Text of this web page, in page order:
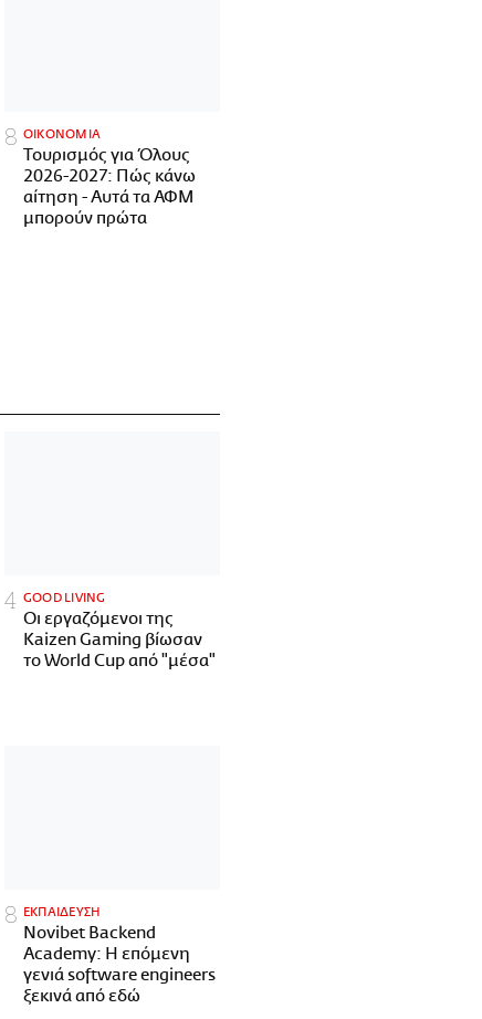
ΟΙΚΟΝΟΜΙΑ
Τουρισμός για Όλους
2026-2027: Πώς κάνω
αίτηση - Αυτά τα ΑΦΜ
μπορούν πρώτα
GOOD LIVING
Οι εργαζόμενοι της
Kaizen Gaming βίωσαν
το World Cup από "μέσα"
ΕΚΠΑΙΔΕΥΣΗ
Novibet Backend
Academy: Η επόμενη
γενιά software engineers
ξεκινά από εδώ